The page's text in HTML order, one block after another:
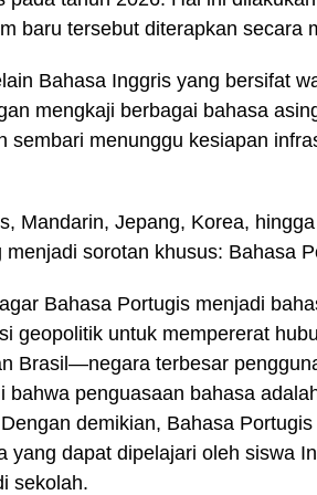
baru tersebut diterapkan secara
Bahasa Inggris yang bersifat
mengkaji berbagai bahasa
sembari menunggu kesiapan
Mandarin, Jepang, Korea,
sorotan khusus: Bahasa
Bahasa Portugis menjadi
geopolitik untuk mempererat
Brasil—negara terbesar
penguasaan bahasa
demikian, Bahasa Portugis
dapat dipelajari oleh siswa
sekolah.